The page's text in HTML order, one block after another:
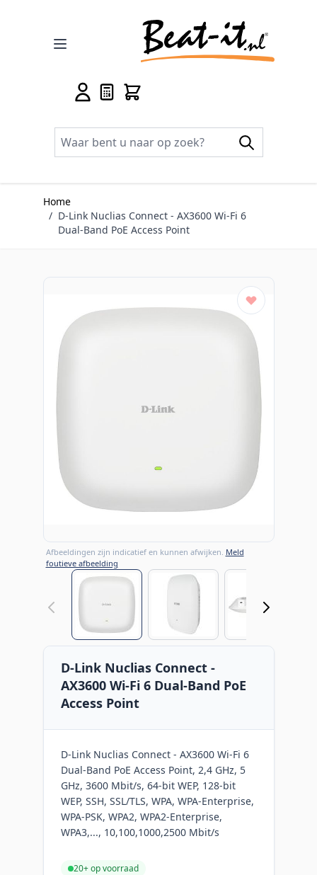
Home
/ D-Link Nuclias Connect ‑ AX3600 Wi‑Fi 6
Dual‑Band PoE Access Point
Afbeeldingen zijn indicatief en kunnen afwijken. Meld
foutieve afbeelding
View larger imageView larger image
D-Link Nuclias Connect ‑
AX3600 Wi‑Fi 6 Dual‑Band PoE
Access Point
D-Link Nuclias Connect ‑ AX3600 Wi‑Fi 6
Dual‑Band PoE Access Point, 2,4 GHz, 5
GHz, 3600 Mbit/s, 64-bit WEP, 128-bit
WEP, SSH, SSL/TLS, WPA, WPA-Enterprise,
WPA-PSK, WPA2, WPA2-Enterprise,
WPA3,..., 10,100,1000,2500 Mbit/s
20+ op voorraad